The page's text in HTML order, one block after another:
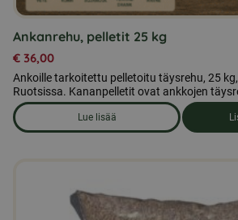
Ankanrehu, pelletit 25 kg
€ 36,00
Ankoille tarkoitettu pelletoitu täysrehu, 25
Ruotsissa. Kananpelletit ovat ankkojen
Lue lisää
om produkten Ankanrehu,